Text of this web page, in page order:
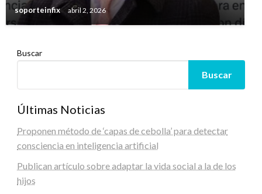
soporteinfix abril 2, 2026
Buscar
Buscar
Últimas Noticias
Proponen método de ‘capas de cebolla’ para detectar
consciencia en inteligencia artificial
Publican artículo sobre adaptar la vida social a la de los
hijos